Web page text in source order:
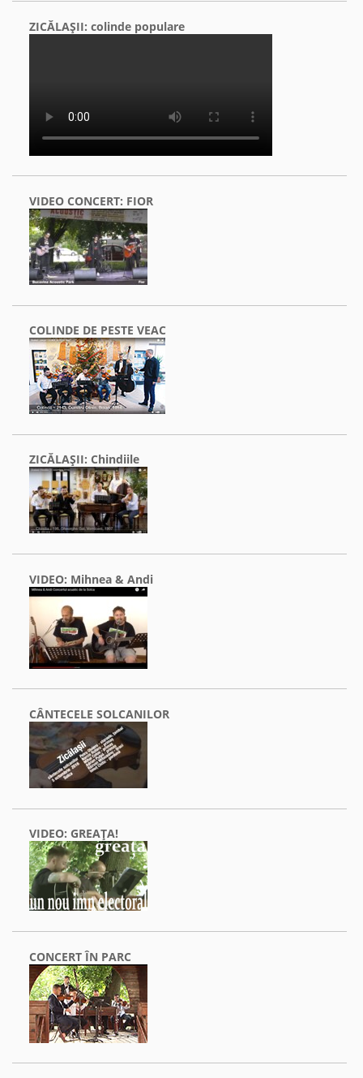
ZICĂLAŞII: colinde populare
VIDEO CONCERT: FIOR
COLINDE DE PESTE VEAC
ZICĂLAŞII: Chindiile
VIDEO: Mihnea & Andi
CÂNTECELE SOLCANILOR
VIDEO: GREAŢA!
CONCERT ÎN PARC